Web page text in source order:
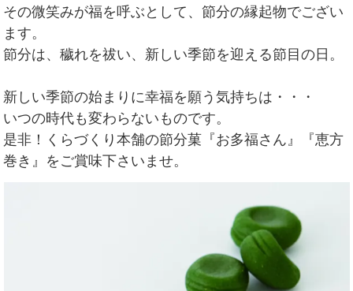
その微笑みが福を呼ぶとして、節分の縁起物でござい
ます。
節分は、穢れを祓い、新しい季節を迎える節目の日。
新しい季節の始まりに幸福を願う気持ちは・・・
いつの時代も変わらないものです。
是非！くらづくり本舗の節分菓『お多福さん』『恵方
巻き』をご賞味下さいませ。